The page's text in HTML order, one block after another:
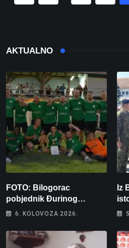
AKTUALNO
FOTO: Bilogorac
pobjednik Đurinog
memorijala
6. KOLOVOZA 2026.
Iz